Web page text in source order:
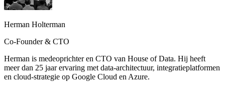
Herman Holterman
Co-Founder & CTO
Herman is medeoprichter en CTO van House of Data. Hij heeft
meer dan 25 jaar ervaring met data-architectuur, integratieplatformen
en cloud-strategie op Google Cloud en Azure.